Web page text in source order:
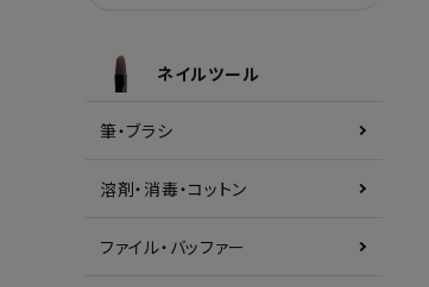
ネイルツール
筆・ブラシ
溶剤・消毒・コットン
ファイル・バッファー